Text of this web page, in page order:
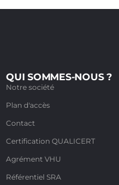
QUI SOMMES-NOUS ?
Notre société
Plan d'accès
Contact
Certification QUALICERT
Agrément VHU
Référentiel SRA